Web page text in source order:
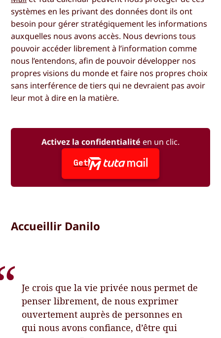
systèmes en les privant des données dont ils ont
besoin pour gérer stratégiquement les informations
auxquelles nous avons accès. Nous devrions tous
pouvoir accéder librement à l’information comme
nous l’entendons, afin de pouvoir développer nos
propres visions du monde et faire nos propres choix
sans interférence de tiers qui ne devraient pas avoir
leur mot à dire en la matière.
Activez la confidentialité en un clic.
Get
Accueillir Danilo
Je crois que la vie privée nous permet de
penser librement, de nous exprimer
ouvertement auprès de personnes en
qui nous avons confiance, d’être qui